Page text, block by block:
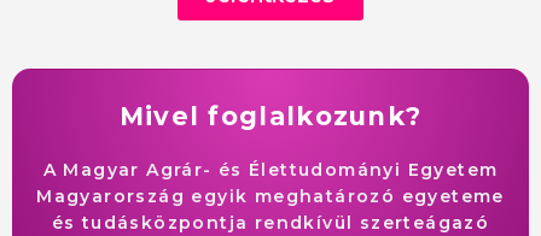
Mivel foglalkozunk?
A Magyar Agrár- és Élettudományi Egyetem
Magyarország egyik meghatározó egyeteme
és tudásközpontja rendkívül szerteágazó